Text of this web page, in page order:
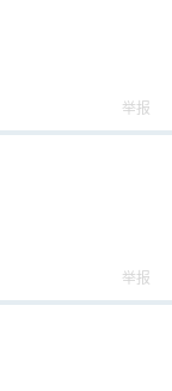
举报
举报